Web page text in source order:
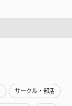
サークル・部活